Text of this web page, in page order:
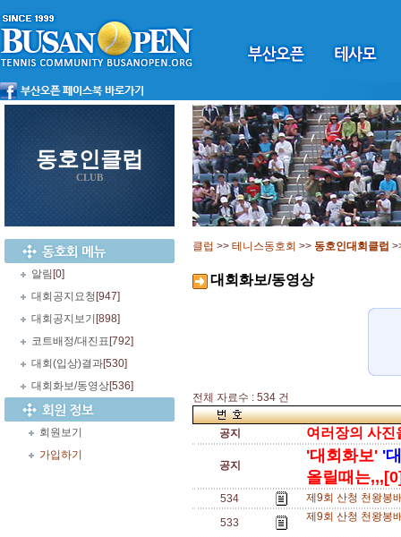
동호인클럽
CLUB
알림 [0]
대회공지요청 [947]
대회공지보기 [898]
코트배정/대진표 [792]
대회(입상)결과[530]
대회화보/동영상[536]
회원보기
가입하기
클럽 >> 테니스동호회 >> 동호인대회클럽
대회화보/동영상
전체 자료수 : 534 건
공지 여러장의 사진
공지
'대회화보' '
올릴때는
534
제9회 산청 천왕봉
533
제9회 산청 천왕봉